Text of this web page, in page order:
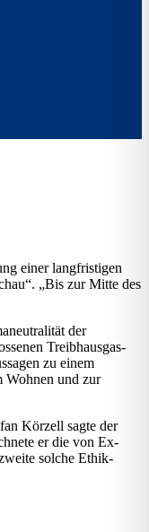
einer langfristigen
„Bis zur Mitte des
der
Treibhausgas-
zu einem
Wohnen und zur
Körzell sagte der
er die von Ex-
solche Ethik-